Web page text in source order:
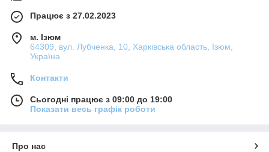
Працює з 27.02.2023
м. Ізюм
64309, вул. Лубченка, 10, Харківська область, Ізюм,
Україна
Контакти
Сьогодні працює з 09:00 до 19:00
Показати весь графік роботи
Про нас